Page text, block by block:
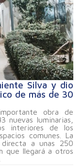
Silva y dio
de más de 30
obra de
nuevas luminarias,
interiores de los
comunes. La
directa a unas 250
que llegará a otros